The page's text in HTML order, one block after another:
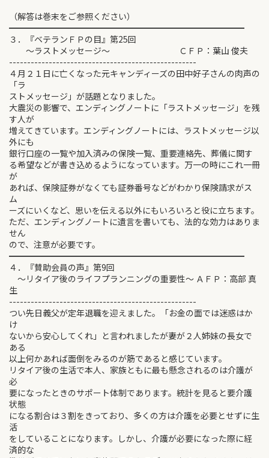
（解答は巻末をご参照ください）
━━━━━━━━━━━━━━━━━━━━━━━━━━━━
３．『ベテランＦＰの目』第25回
～ラストメッセージ～ ＣＦＰ：葉山 俊夫
----------------------------------------------------
４月２１日に亡くなった元キャンディーズの田中好子さんの肉声の
「ラ
ストメッセージ」が話題となりました。
大震災の影響で、エンディングノートに「ラストメッセージ」を残
す人が
増えてきています。エンディングノートには、ラストメッセージ以
外にも
銀行口座の一覧や加入済みの保険一覧、重要連絡先、葬儀に関す
る希望などが書き込めるようになっています。万一の時にこれ一冊
が
あれば、保険証券がなくても証券番号などがわかり保険請求がス
ム
ーズにいくなど、思いを伝える以外にもいろいろと役に立ちます。
ただ、エンディングノートに遺言を書いても、法的な効力はありま
せん
ので、注意が必要です。
━━━━━━━━━━━━━━━━━━━━━━━━━━━━
４．『賛助会員の声』第9回
～リタイア後のライフプランニングの重要性～ ＡＦＰ：高部 真
生
----------------------------------------------------
つい先日義父が定年退職を迎えました。「お金の面では迷惑はか
け
ないから安心してくれ」と言われましたが妻が２人姉妹の長女で
ある
以上何かあれば面倒をみるのが筋であると感じています。
リタイア後の生活で本人、家族ともに最も懸念されるのは介護が
必
要になったときのサポート体制であります。統計を見ると要介護
状態
になる割合は３割をきっており、多くの方は介護を必要とせずに生
活
をしていることになります。しかし、介護が必要になった際に経
済的な